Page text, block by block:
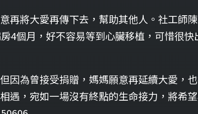
再將大愛再傳下去，幫助其他人。社工師陳
4個月，好不容易等到心臟移植，可惜很快
因為曾接受捐贈，媽媽願意再延續大愛，
遇，宛如一場沒有終點的生命接力，將希